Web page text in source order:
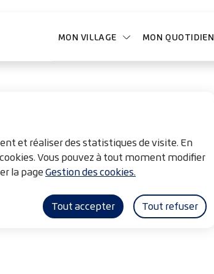
et réaliser des statistiques de visite. En
Vous pouvez à tout moment modifier
la pageGestion des cookies.
Tout accepter Tout refuser
MON VILLAGE MON QUOTIDIEN